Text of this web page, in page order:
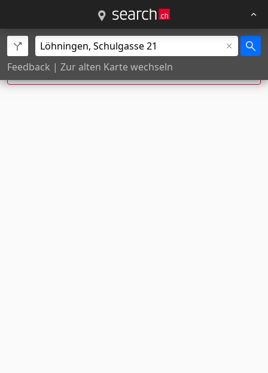
Feedback | Zur alten Karte wechseln
Exakte Hausnummer nicht gefunden, Position
wurde geschätzt.